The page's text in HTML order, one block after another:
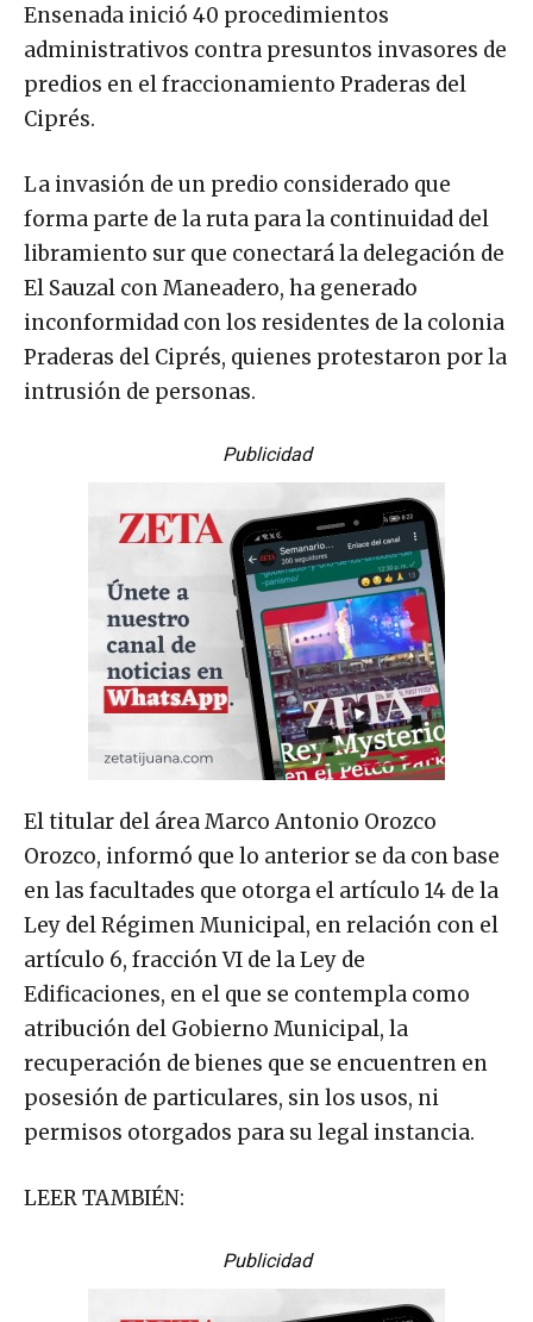
Ensenada inició 40 procedimientos
administrativos contra presuntos invasores de
predios en el fraccionamiento Praderas del
Ciprés.
La invasión de un predio considerado que
forma parte de la ruta para la continuidad del
libramiento sur que conectará la delegación de
El Sauzal con Maneadero, ha generado
inconformidad con los residentes de la colonia
Praderas del Ciprés, quienes protestaron por la
intrusión de personas.
Publicidad
El titular del área Marco Antonio Orozco
Orozco, informó que lo anterior se da con base
en las facultades que otorga el artículo 14 de la
Ley del Régimen Municipal, en relación con el
artículo 6, fracción VI de la Ley de
Edificaciones, en el que se contempla como
atribución del Gobierno Municipal, la
recuperación de bienes que se encuentren en
posesión de particulares, sin los usos, ni
permisos otorgados para su legal instancia.
LEER TAMBIÉN:
Publicidad